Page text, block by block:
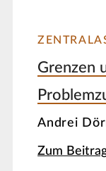
Grenzen
Andrei
Zum